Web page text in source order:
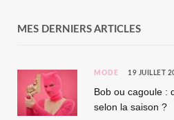
MES DERNIERS ARTICLES
MODE 19 JUILLET
Bob ou cagoule :
selon la saison ?